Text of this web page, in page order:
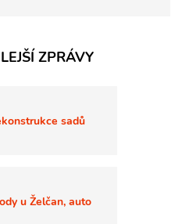
ZPRÁVY
sadů
u Želčan, auto